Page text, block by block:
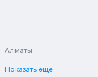
Алматы
Показать еще